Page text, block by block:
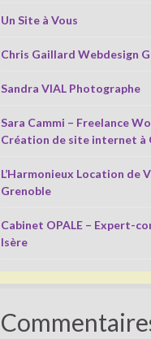
Un Site à Vous
Chris Gaillard Webdesign
Sandra VIAL Photographe
Sara Cammi – Freelance
Création de site internet à
L’Harmonieux Location de
Grenoble
Cabinet OPALE – Expert-
Isère